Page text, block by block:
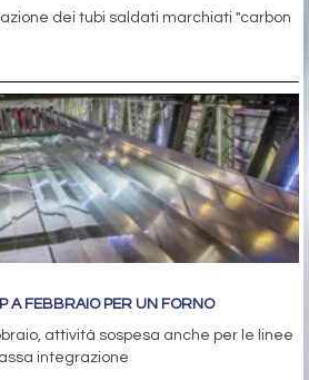
dei tubi saldati marchiati "carbon
A FEBBRAIO PER UN FORNO
attività sospesa anche per le linee
integrazione